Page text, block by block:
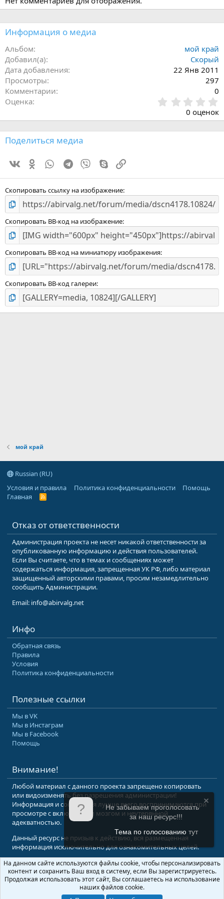
Информация о медиа
Альбом
мой край
Добавил(а)
Скорый
Дата добавления
22 Янв 2011
Просмотры
297
Комментарии
0
Оценка
.
0
0
0 оценок
Поделиться медиа
Ok WhatsAppTelegram
Viber SkypeСсылка
Скопировать ссылку на изображение
Скопировать BB-код на изображение
Скопировать BB-код на миниатюру изображения
Скопировать BB-код галереи
мой край
Russian (RU)
Условия и правила
Политика конфиденциальности
Помощь
Главная
R
Отказ от ответственности
Администрация проекта не несет никакой ответственности за
опубликованную информацию и действия пользователей.
Если Вы считаете, что в темах и сообщениях может
содержаться информация, запрещенная УК РФ, либо материал
защищенный авторскими правами, просим незамедлительно
сообщить Администрации.
Email: info@abirvalg.net
Инфо
Обратная связь
Правила
Условия
Политика конфиденциальности
Полезные ссылки
Мы в VK
Мы в Инстаграм
Мы в Facebook
Помощь
Внимание!
Любой материал с данного проекта запрещено копировать
или видоизменять без разрешения администрации!
Информация и сообщения лучше всего воспринимаются при
просмотре с включенным мозгом и неутерянной
адекватностью.
Данный ресурс не призыв к действию, вся размещенная
информация исключительно для ознакомительных целей.
© 2008-2026 Форум Абырвалг.нет - подводная охота, дайвинг, туризм
Перевод: XenForo.Info
Не забываем проголосовать
за наш ресурс!!!
Тема по голосованию тут
На данном сайте используются файлы cookie, чтобы персонализировать
контент и сохранить Ваш вход в систему, если Вы зарегистрируетесь.
Продолжая использовать этот сайт, Вы соглашаетесь на использование
наших файлов cookie.